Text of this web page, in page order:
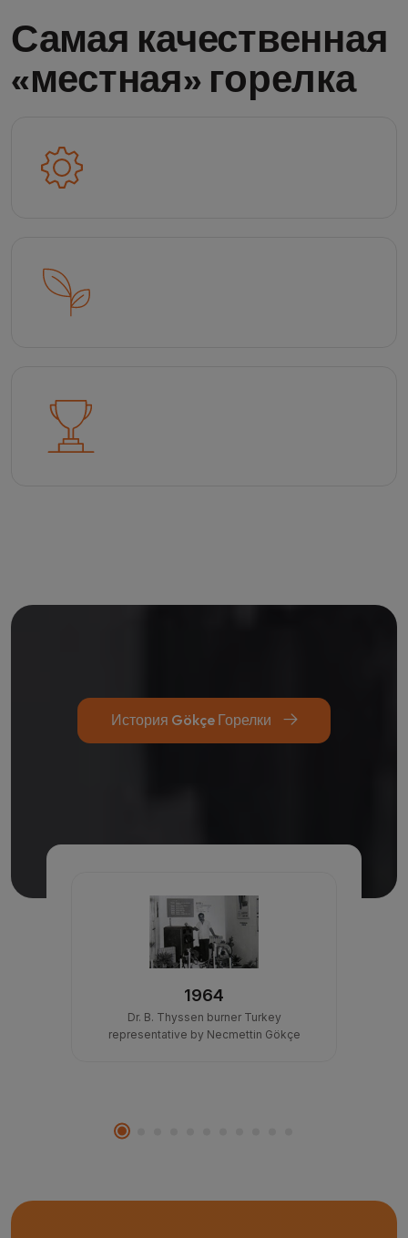
Самая качественная
«местная» горелка
История Gökçe Горелки
1964
Dr. B. Thyssen burner Turkey
representative by Necmettin Gökçe